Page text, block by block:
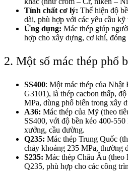
Tính chất cơ lý: Thể hiện độ
dài, phù hợp với các yêu cầu kỹ
Ứng dụng: Mác thép giúp
hợp cho xây dựng, cơ khí, đóng
2. Một số mác thép phổ
SS400: Một mác thép của Nhật
G3101), là thép cacbon thấp,
MPa, dùng phổ biến trong xây
A36: Mác thép của Mỹ (theo
SS400, với độ bền kéo 400-
xưởng, cầu đường.
Q235: Mác thép Trung Quốc
chảy khoảng 235 MPa, thường
S235: Mác thép Châu Âu
Q235, phù hợp cho các công